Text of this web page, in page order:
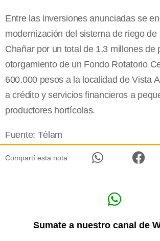
Entre las inversiones anunciadas se
modernización del sistema de riego de
Chañar por un total de 1,3 millones de
otorgamiento de un Fondo Rotatorio
600.000 pesos a la localidad de Vista
a crédito y servicios financieros a
productores hortícolas.
Fuente: Télam
Compartí esta nota
Sumate a nuestro canal de